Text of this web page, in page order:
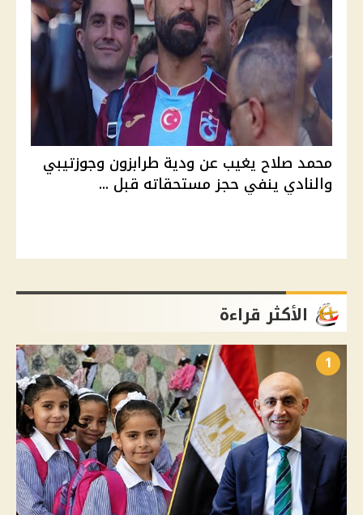
محمد صلاح يغيب عن ودية طرابزون وجوزتيبي
والنادي ينفي حجز مستحقاته قبل ...
الأكثر قراءة
1